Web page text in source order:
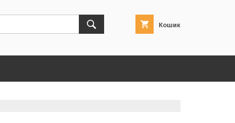
Кошик